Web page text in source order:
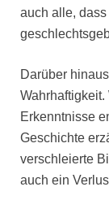
auch alle,
Darüber
Erkenntnisse
Geschichte
verschleierte
auch ein